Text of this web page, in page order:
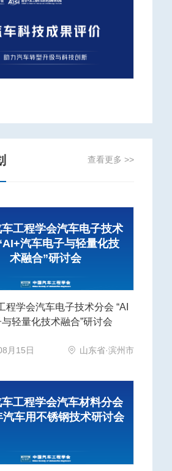
查看更多 >>
工程学会汽车电子技术
汽车电子与轻量化技
术融合”研讨会
程学会汽车电子技术分会 “AI
轻量化技术融合”研讨会
月15日 山东省·滨州市
工程学会汽车材料分会
汽车用不锈钢技术研讨会